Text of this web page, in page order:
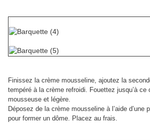
Finissez la crème mousseline, ajoutez la
tempéré à la crème refroidi. Fouettez jusqu’à ce
mousseuse et légère.
Déposez de la crème mousseline à l’aide d’une
pour former un dôme. Placez au frais.